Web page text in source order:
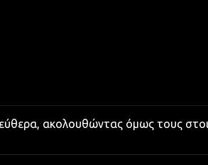
ακολουθώντας όμως τους